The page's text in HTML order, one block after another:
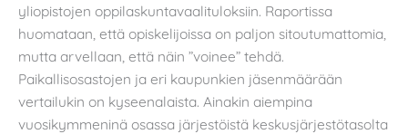
yliopistojen oppilaskuntavaalituloksiin. Raportissa
huomataan, että opiskelijoissa on paljon sitoutumattomia,
mutta arvellaan, että näin ”voinee” tehdä.
Paikallisosastojen ja eri kaupunkien jäsenmäärään
vertailukin on kyseenalaista. Ainakin aiempina
vuosikymmeninä osassa järjestöistä keskusjärjestötasolta